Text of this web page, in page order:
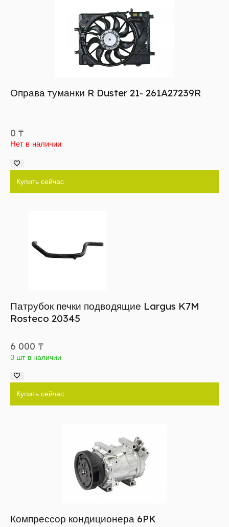
Оправа туманки R Duster 21- 261A27239R
0₸
Нет в наличии
Купить сейчас
Патрубок печки подводящие Largus K7M
Rosteco 20345
6 000 ₸
3 шт в наличии
Купить сейчас
Компрессор кондиционера 6PK